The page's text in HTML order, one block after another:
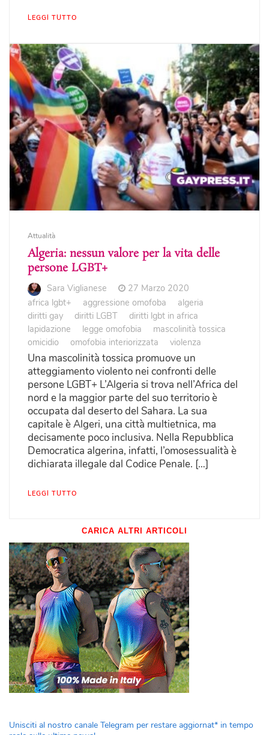
LEGGI TUTTO
Attualità
Algeria: nessun valore per la vita delle
persone LGBT+
Sara Viglianese
27 Marzo 2020
africa lgbt+
aggressione omofoba
algeria
diritti gay
diritti LGBT
diritti lgbt in africa
lapidazione
legge omofobia
mascolinità tossica
omicidio
omofobia interiorizzata violenza
Una mascolinità tossica promuove un
atteggiamento violento nei confronti delle
persone LGBT+ L’Algeria si trova nell’Africa del
nord e la maggior parte del suo territorio è
occupata dal deserto del Sahara. La sua
capitale è Algeri, una città multietnica, ma
decisamente poco inclusiva. Nella Repubblica
Democratica algerina, infatti, l’omosessualità è
dichiarata illegale dal Codice Penale. […]
LEGGI TUTTO
CARICA ALTRI ARTICOLI
Unisciti al nostro canale Telegram per restare aggiornat* in tempo